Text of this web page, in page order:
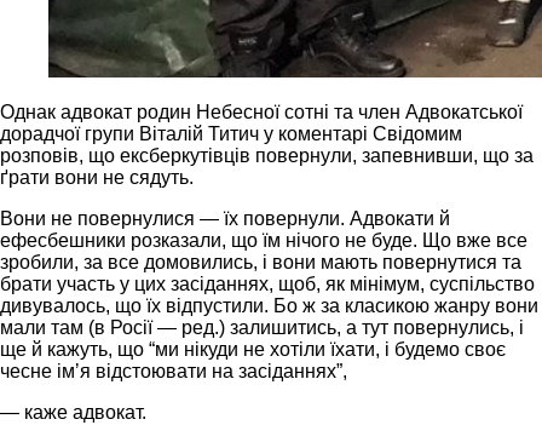
Однак адвокат родин Небесної сотні та член Адвокатської
дорадчої групи Віталій Титич у коментарі Свідомим
розповів, що ексберкутівців повернули, запевнивши, що за
ґрати вони не сядуть.
Вони не повернулися — їх повернули. Адвокати й
ефесбешники розказали, що їм нічого не буде. Що вже все
зробили, за все домовились, і вони мають повернутися та
брати участь у цих засіданнях, щоб, як мінімум, суспільство
дивувалось, що їх відпустили. Бо ж за класикою жанру вони
мали там (в Росії — ред.) залишитись, а тут повернулись, і
ще й кажуть, що “ми нікуди не хотіли їхати, і будемо своє
чесне імʼя відстоювати на засіданнях”,
— каже адвокат.